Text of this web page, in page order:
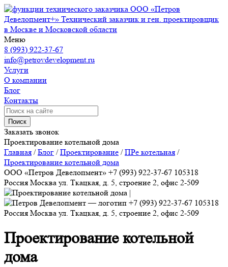
ООО «Петров
Девелопмент+» Технический заказчик и ген. проектировщик
в Москве и Московской области
Меню
8 (993) 922-37-67
info@petrovdevelopment.ru
Услуги
О компании
Блог
Контакты
Поиск
Заказать звонок
Проектирование котельной дома
Главная /Блог /Проектирование /ПРе котельная /
Проектирование котельной дома
ООО «Петров Девелопмент» +7 (993) 922-37-67 105318
Россия Москва ул. Ткацкая, д. 5, строение 2, офис 2-509
+7 (993) 922-37-67 105318
Россия Москва ул. Ткацкая, д. 5, строение 2, офис 2-509
Проектирование котельной
дома